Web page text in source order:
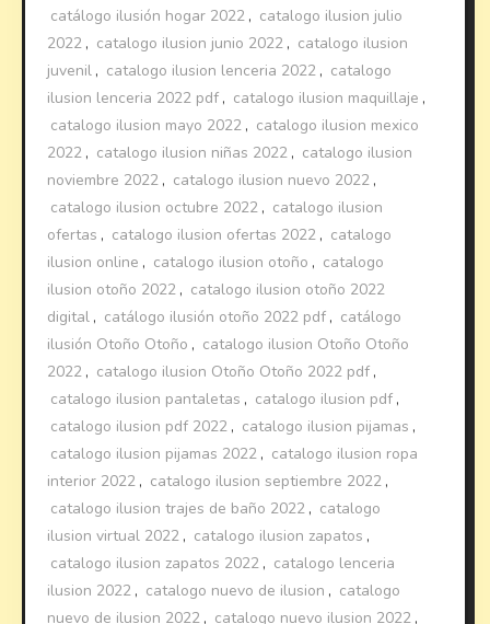
catálogo ilusión hogar 2022 , catalogo ilusion julio
2022 , catalogo ilusion junio 2022 , catalogo ilusion
juvenil , catalogo ilusion lenceria 2022 , catalogo
ilusion lenceria 2022 pdf , catalogo ilusion maquillaje ,
catalogo ilusion mayo 2022 , catalogo ilusion mexico
2022 , catalogo ilusion niñas 2022 , catalogo ilusion
noviembre 2022 , catalogo ilusion nuevo 2022 ,
catalogo ilusion octubre 2022 , catalogo ilusion
ofertas , catalogo ilusion ofertas 2022 , catalogo
ilusion online , catalogo ilusion otoño , catalogo
ilusion otoño 2022 , catalogo ilusion otoño 2022
digital , catálogo ilusión otoño 2022 pdf , catálogo
ilusión Otoño Otoño , catalogo ilusion Otoño Otoño
2022 , catalogo ilusion Otoño Otoño 2022 pdf ,
catalogo ilusion pantaletas , catalogo ilusion pdf ,
catalogo ilusion pdf 2022 , catalogo ilusion pijamas ,
catalogo ilusion pijamas 2022 , catalogo ilusion ropa
interior 2022 , catalogo ilusion septiembre 2022 ,
catalogo ilusion trajes de baño 2022 , catalogo
ilusion virtual 2022 , catalogo ilusion zapatos ,
catalogo ilusion zapatos 2022 , catalogo lenceria
ilusion 2022 , catalogo nuevo de ilusion , catalogo
nuevo de ilusion 2022 , catalogo nuevo ilusion 2022 ,